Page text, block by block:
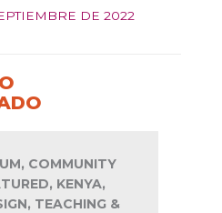
DE 2022
COMMUNITY
KENYA,
TEACHING &